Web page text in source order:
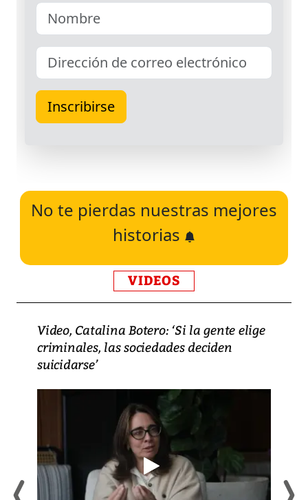
No te pierdas nuestras mejores
historias
VIDEOS
Video, Catalina Botero: ‘Si la gente elige
criminales, las sociedades deciden
suicidarse’